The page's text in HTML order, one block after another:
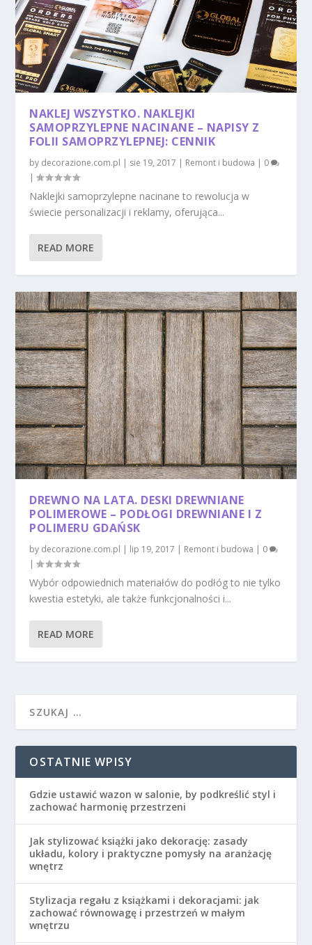
NAKLEJ WSZYSTKO. NAKLEJKI
SAMOPRZYLEPNE NACINANE – NAPISY Z
FOLII SAMOPRZYLEPNEJ: CENNIK
by decorazione.com.pl | sie 19, 2017 | Remont i budowa | 0
|
Naklejki samoprzylepne nacinane to rewolucja w
świecie personalizacji i reklamy, oferująca...
READ MORE
DREWNO NA LATA. DESKI DREWNIANE
POLIMEROWE – PODŁOGI DREWNIANE I Z
POLIMERU GDAŃSK
by decorazione.com.pl | lip 19, 2017 | Remont i budowa | 0
|
Wybór odpowiednich materiałów do podłóg to nie tylko
kwestia estetyki, ale także funkcjonalności i...
READ MORE
OSTATNIE WPISY
Gdzie ustawić wazon w salonie, by podkreślić styl i
zachować harmonię przestrzeni
Jak stylizować książki jako dekorację: zasady
układu, kolory i praktyczne pomysły na aranżację
wnętrz
Stylizacja regału z książkami i dekoracjami: jak
zachować równowagę i przestrzeń w małym
wnętrzu